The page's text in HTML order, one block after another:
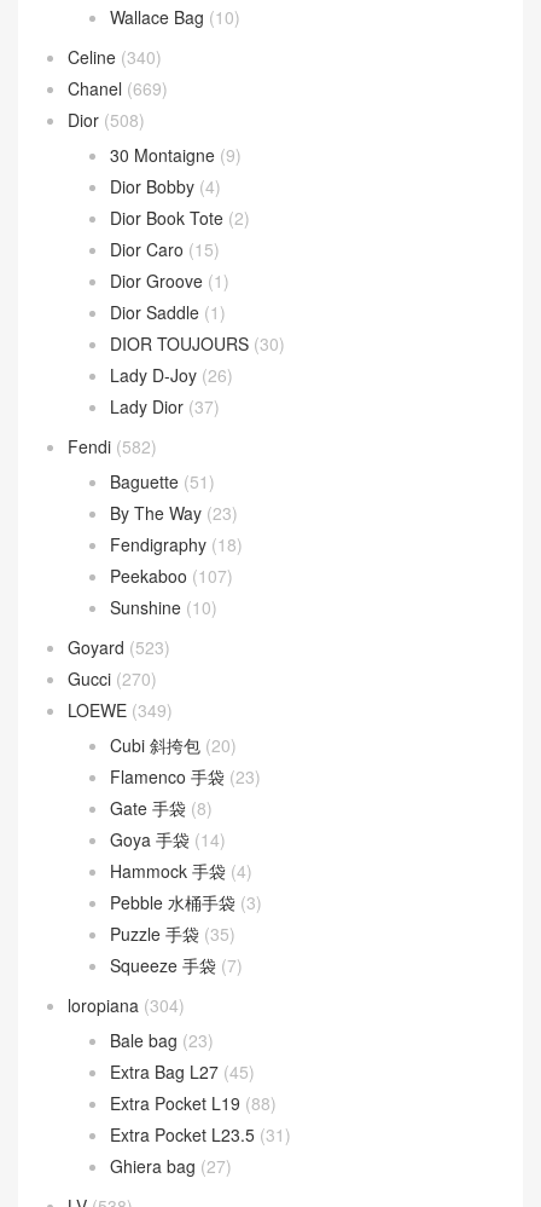
Wallace Bag (10)
Celine (340)
Chanel (669)
Dior (508)
30 Montaigne (9)
Dior Bobby (4)
Dior Book Tote (2)
Dior Caro (15)
Dior Groove (1)
Dior Saddle (1)
DIOR TOUJOURS (30)
Lady D-Joy (26)
Lady Dior (37)
Fendi (582)
Baguette (51)
By The Way (23)
Fendigraphy (18)
Peekaboo (107)
Sunshine (10)
Goyard (523)
Gucci (270)
LOEWE (349)
Cubi 斜挎包 (20)
Flamenco 手袋 (23)
Gate 手袋 (8)
Goya 手袋 (14)
Hammock 手袋 (4)
Pebble 水桶手袋 (3)
Puzzle 手袋 (35)
Squeeze 手袋 (7)
loropiana (304)
Bale bag (23)
Extra Bag L27 (45)
Extra Pocket L19 (88)
Extra Pocket L23.5 (31)
Ghiera bag (27)